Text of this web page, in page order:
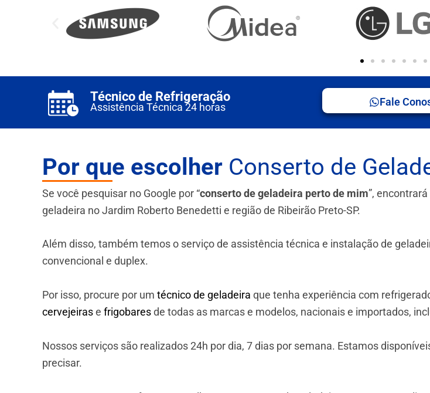
Técnico de Refrigeração
Assistência Técnica 24 horas Fale
Por que escolher Conserto de
Se você pesquisar no Google por “conserto de geladeira perto de mim”,
geladeira no Jardim Roberto Benedetti e região de Ribeirão Preto-SP.
Além disso, também temos o serviço de assistência técnica e instalação de
convencional e duplex.
Por isso, procure por um técnico de geladeira que tenha experiência com
cervejeirase frigobaresde todas as marcas e modelos, nacionais e importados,
Nossos serviços são realizados 24h por dia, 7 dias por semana. Estamos
precisar.